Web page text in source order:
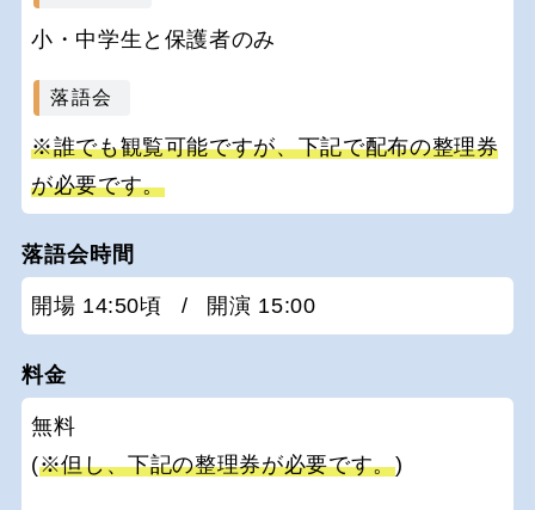
小・中学生と保護者のみ
落語会
※誰でも観覧可能ですが、下記で配布の整理券
が必要です。
落語会時間
開場 14:50頃 / 開演 15:00
料金
無料
(※但し、下記の整理券が必要です。)